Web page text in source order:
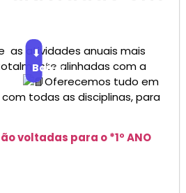
as atividades anuais mais
alinhadas com a
⬇
Baixar
Oferecemos tudo em
com todas as disciplinas, para
voltadas para o *1º ANO